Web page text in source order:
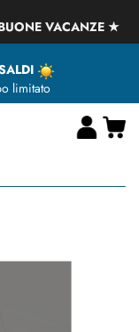
VACANZE ★
limitato